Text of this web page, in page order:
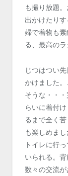
も撮り放題
出かけたり
婦で着物も
る、最高の
じつはつい
かけました
そうな・・
らいに着付
るまで全く
も楽しめま
トイレに行
いられる。
数々の交流